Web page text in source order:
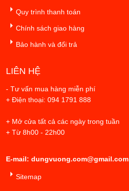
Quy trình thanh toán
Chính sách giao hàng
Bảo hành và đổi trả
LIÊN HỆ
- Tư vấn mua hàng miễn phí
+ Điện thoại: 094 1791 888
+ Mở cửa tất cả các ngày trong tuần
+ Từ 8h00 - 22h00
E-mail: dungvuong.com@gmail.com
Sitemap